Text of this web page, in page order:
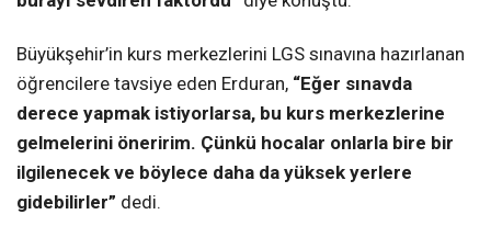
Büyükşehir’in kurs merkezlerini LGS sınavına hazırlanan
öğrencilere tavsiye eden Erduran, “Eğer sınavda
derece yapmak istiyorlarsa, bu kurs merkezlerine
gelmelerini öneririm. Çünkü hocalar onlarla bire bir
ilgilenecek ve böylece daha da yüksek yerlere
gidebilirler” dedi.